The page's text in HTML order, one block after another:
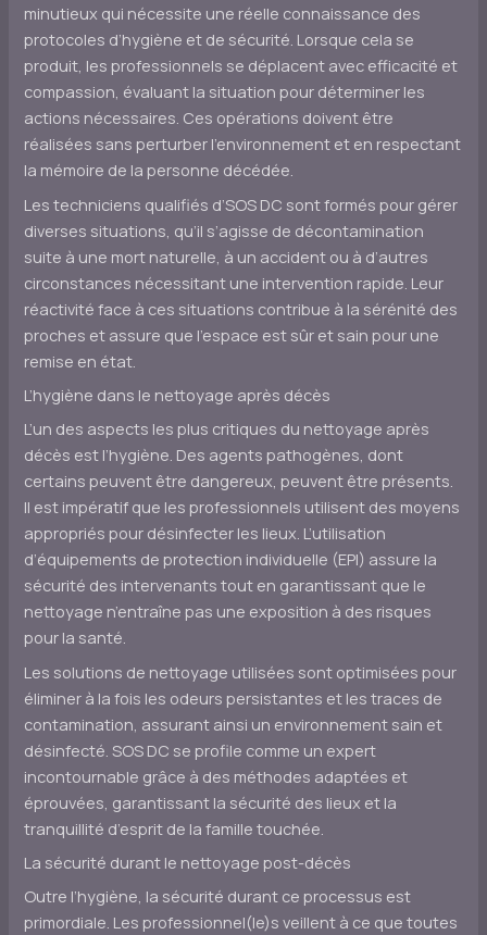
minutieux qui nécessite une réelle connaissance des
protocoles d’hygiène et de sécurité. Lorsque cela se
produit, les professionnels se déplacent avec efficacité et
compassion, évaluant la situation pour déterminer les
actions nécessaires. Ces opérations doivent être
réalisées sans perturber l’environnement et en respectant
la mémoire de la personne décédée.
Les techniciens qualifiés d’SOS DC sont formés pour gérer
diverses situations, qu’il s’agisse de décontamination
suite à une mort naturelle, à un accident ou à d’autres
circonstances nécessitant une intervention rapide. Leur
réactivité face à ces situations contribue à la sérénité des
proches et assure que l’espace est sûr et sain pour une
remise en état.
L’hygiène dans le nettoyage après décès
L’un des aspects les plus critiques du nettoyage après
décès est l’hygiène. Des agents pathogènes, dont
certains peuvent être dangereux, peuvent être présents.
Il est impératif que les professionnels utilisent des moyens
appropriés pour désinfecter les lieux. L’utilisation
d’équipements de protection individuelle (EPI) assure la
sécurité des intervenants tout en garantissant que le
nettoyage n’entraîne pas une exposition à des risques
pour la santé.
Les solutions de nettoyage utilisées sont optimisées pour
éliminer à la fois les odeurs persistantes et les traces de
contamination, assurant ainsi un environnement sain et
désinfecté. SOS DC se profile comme un expert
incontournable grâce à des méthodes adaptées et
éprouvées, garantissant la sécurité des lieux et la
tranquillité d’esprit de la famille touchée.
La sécurité durant le nettoyage post-décès
Outre l’hygiène, la sécurité durant ce processus est
primordiale. Les professionnel(le)s veillent à ce que toutes